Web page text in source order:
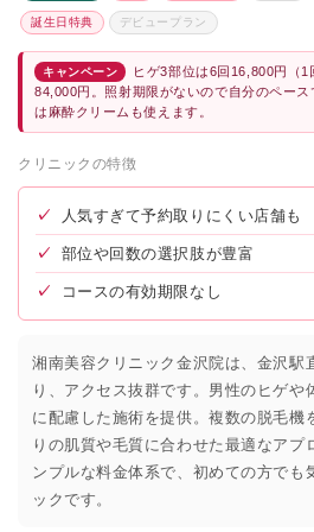
誕生日特典 デビュープラン
キャンペーン
ヒゲ3部位は6回16,800円（1
84,000円。照射期限がないので自分のペー
は麻酔クリームも使えます。
クリニックの特徴
✓ 人気すぎて予約取りにくい店舗も
✓ 部位や回数の選択肢が豊富
✓ コースの有効期限なし
湘南美容クリニック金沢院は、金沢駅
り、アクセス抜群です。男性のヒゲや
に配慮した施術を提供。複数の脱毛機
りの肌質や毛質に合わせた最適なアプ
ンプルな料金体系で、初めての方でも
ックです。